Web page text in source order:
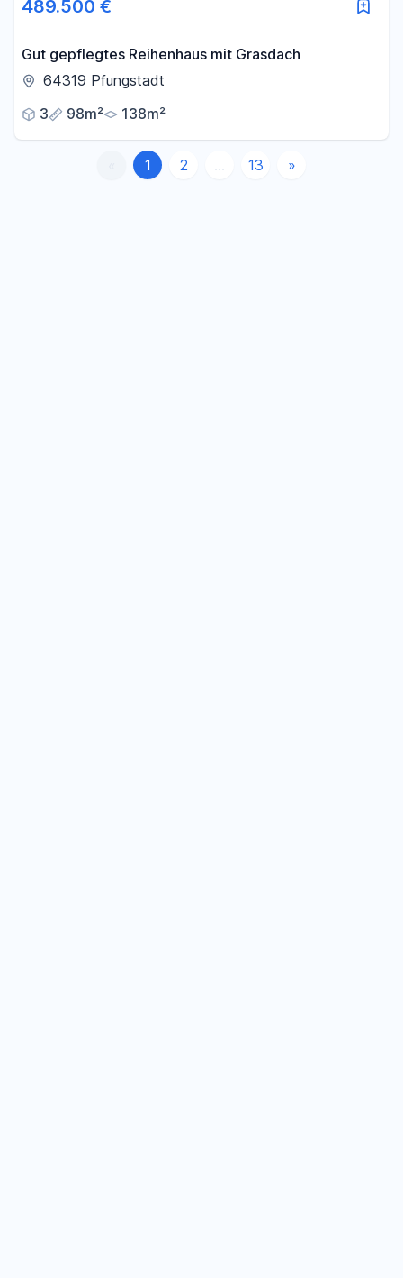
489.500 €
Gut gepflegtes Reihenhaus mit Grasdach
64319 Pfungstadt
3
98m² 138m²
1 2 ... 13 »